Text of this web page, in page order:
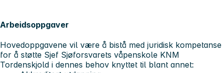
Arbeidsoppgaver
Hovedoppgavene vil være å bistå med juridisk kompetanse
for å støtte Sjef Sjøforsvarets våpenskole KNM
Tordenskjold i dennes behov knyttet til blant annet: